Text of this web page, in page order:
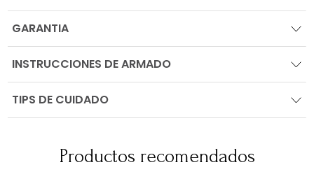
GARANTIA
INSTRUCCIONES DE ARMADO
TIPS DE CUIDADO
Productos recomendados